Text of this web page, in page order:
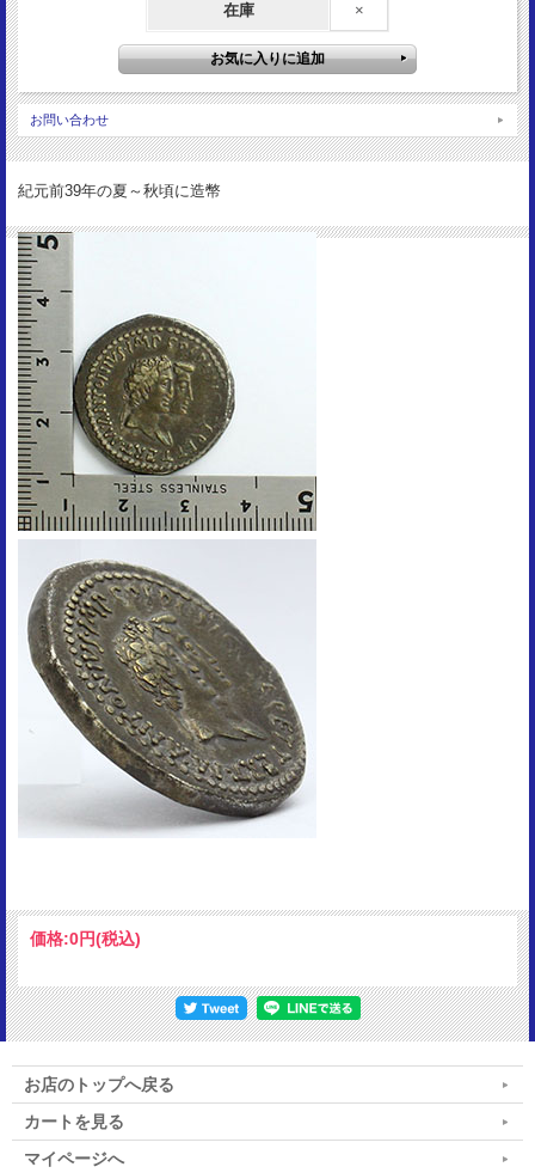
マルクス・アントニウス＆オクタヴィア
裏図柄：
ディオニソス神＆大蛇
26.5mm
重 量：
資 料：
状 態：
VF+ toned
在庫 ×
お問い合わせ
紀元前39年の夏～秋頃に造幣
価格:0円(税込)
お店のトップへ戻る
カートを見る
マイページへ